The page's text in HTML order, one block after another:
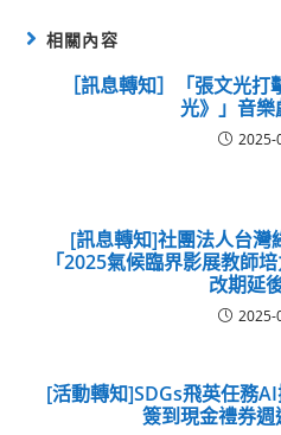
相關內容
［訊息轉知］「張文光
光》」音樂
2025-
[訊息轉知]社團法人台灣
「2025氣候臨界影展教師
改期延
2025-
[活動轉知]SDGs飛英任務
簽到現金禮券